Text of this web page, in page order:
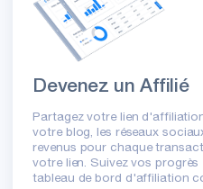
Devenez un Affilié
Partagez votre lien
votre blog, les réseaux
revenus pour chaque
votre lien. Suivez vos
tableau de bord d'affiliation